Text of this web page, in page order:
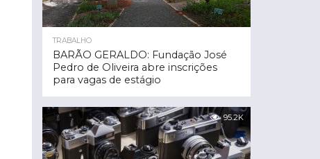
TRABALHO
BARÃO GERALDO: Fundação José
Pedro de Oliveira abre inscrições
para vagas de estágio
95.2K